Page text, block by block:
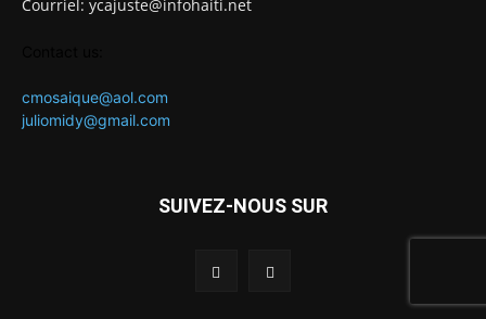
Courriel: ycajuste@infohaiti.net
cmosaique@aol.com
juliomidy@gmail.com
SUIVEZ-NOUS SUR